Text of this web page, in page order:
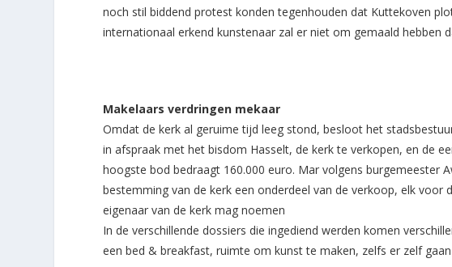
noch stil biddend protest konden tegenhouden dat Kuttekoven
internationaal erkend kunstenaar zal er niet om gemaald hebben
Makelaars verdringen mekaar
Omdat de kerk al geruime tijd leeg stond, besloot het
in afspraak met het bisdom Hasselt, de kerk te verkopen, en de
hoogste bod bedraagt 160.000 euro. Mar volgens burgemeester
bestemming van de kerk een onderdeel van de verkoop, elk voor
eigenaar van de kerk mag noemen
In de verschillende dossiers die ingediend werden komen
een bed & breakfast, ruimte om kunst te maken, zelfs er zelf